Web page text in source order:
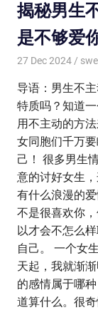
揭秘男生
是不够爱
27 Dec 2024
导语：男生不
特质吗？知道
用不主动的方
女同胞们千万
己！ 很多男生
意的讨好女生
有什么浪漫的
不是很喜欢你
以才会不怎么
自己。 一个女
天起，我就渐
的感情属于哪
道算什么。很